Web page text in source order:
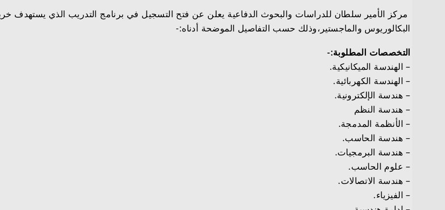
مركز الأمير سلطان للدراسات والبحوث الدفاعية يعلن عن فتح التسجيل في برنامج التدريب الذي يستهدف
البكالوريوس والماجستير،وذلك حسب التفاصيل الموضحة أدناه:-
التخصصات المطلوبة:-
– الهندسة الميكانيكية.
– الهندسة الكهربائية.
– هندسة الإلكترونية.
– هندسة النظم
– الأنظمة المدمجة.
– هندسة الحاسب.
– هندسة البرمجيات.
– علوم الحاسب.
– هندسة الاتصالات.
– الفيزياء.